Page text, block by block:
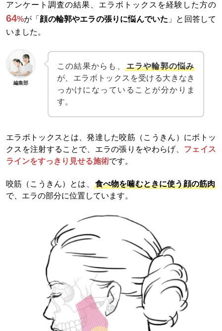
アンケート調査の結果、エラボトックスを経験した方の
64%が「 顔の輪郭やエラの張りに悩んでいた 」と回答して
いました。
編集部
この結果からも、
エラや輪郭の悩み
が、エラボトックスを受ける大きなき
っかけになっていることが分かりま
す。
エラボトックスとは、発達した咬筋（こうきん）にボトッ
クスを注射することで、エラの張りをやわらげ、 フェイス
ラインをすっきり見せる施術です。
咬筋（こうきん）とは、
食べ物を噛むときに使う顔の筋肉
で、エラの部分に位置しています。